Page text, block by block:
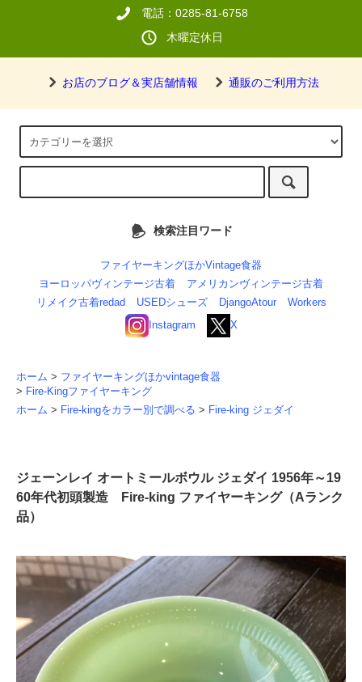
電話：0285-81-6758
木曜定休日
お店のブログ＆実店舗情報 通販のご利用方法
検索注目ワード
ファイヤーキングほかVintage食器
ヨーロッパヴィンテージ古着
アメリカンヴィンテージ古着
リメイク古着redad
USEDシューズ DjangoAtour
Workers
Instagram
X
ホーム > ファイヤーキングほかvintage食器
> Fire-Kingファイヤーキング
ホーム > Fire-kingをカラー別で調べる > Fire-king ジェダイ
ジェーンレイ オートミールボウル ジェダイ 1956年～19
60年代初頭製造 Fire-king ファイヤーキング（Aランク
品）